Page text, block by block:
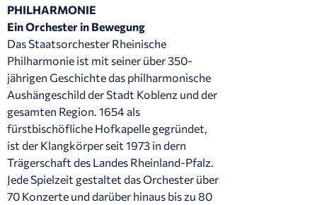
PHILHARMONIE
Ein Orchester in Bewegung
Das Staatsorchester Rheinische
Philharmonie ist mit seiner über 350-
jährigen Geschichte das philharmonische
Aushängeschild der Stadt Koblenz und der
gesamten Region. 1654 als
fürstbischöfliche Hofkapelle gegründet,
ist der Klangkörper seit 1973 in dern
Trägerschaft des Landes Rheinland-Pfalz.
Jede Spielzeit gestaltet das Orchester über
70 Konzerte und darüber hinaus bis zu 80